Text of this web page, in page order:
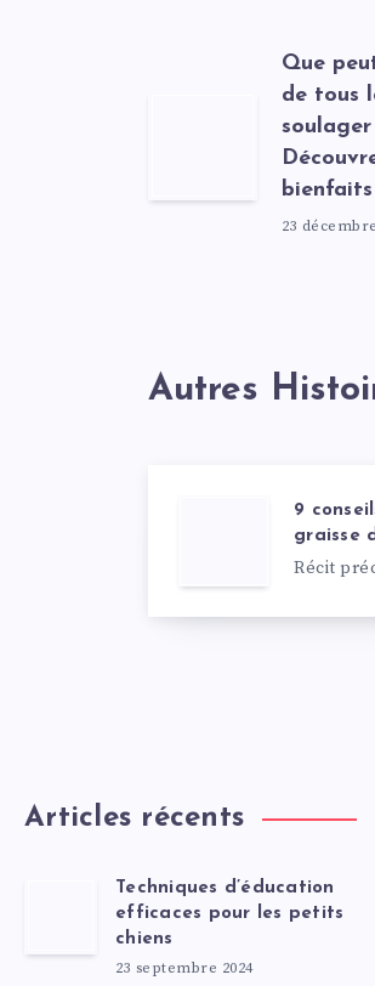
Que
de tous
bienfaits
23
Autres
9
graisse
Récit
Articles récents
Techniques d’éducation
efficaces pour les petits
chiens
23 septembre 2024